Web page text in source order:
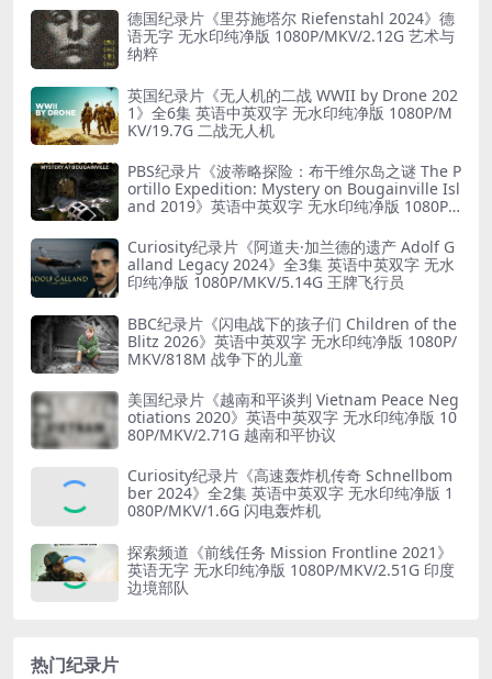
德国纪录片《里芬施塔尔 Riefenstahl 2024》德
语无字 无水印纯净版 1080P/MKV/2.12G 艺术与
纳粹
英国纪录片《无人机的二战 WWII by Drone 202
1》全6集 英语中英双字 无水印纯净版 1080P/M
KV/19.7G 二战无人机
PBS纪录片《波蒂略探险：布干维尔岛之谜 The P
ortillo Expedition: Mystery on Bougainville Isl
and 2019》英语中英双字 无水印纯净版 1080P/
Curiosity纪录片《阿道夫·加兰德的遗产 Adolf G
alland Legacy 2024》全3集 英语中英双字 无水
印纯净版 1080P/MKV/5.14G 王牌飞行员
BBC纪录片《闪电战下的孩子们 Children of the
Blitz 2026》英语中英双字 无水印纯净版 1080P/
MKV/818M 战争下的儿童
美国纪录片《越南和平谈判 Vietnam Peace Neg
otiations 2020》英语中英双字 无水印纯净版 10
80P/MKV/2.71G 越南和平协议
Curiosity纪录片《高速轰炸机传奇 Schnellbom
ber 2024》全2集 英语中英双字 无水印纯净版 1
080P/MKV/1.6G 闪电轰炸机
探索频道《前线任务 Mission Frontline 2021》
英语无字 无水印纯净版 1080P/MKV/2.51G 印度
边境部队
热门纪录片